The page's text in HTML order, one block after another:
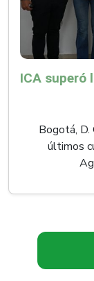
Bogotá,
últimos